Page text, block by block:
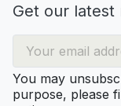
Get our latest
You may
purpose, please